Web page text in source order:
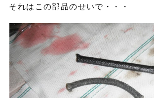
それはこの部品のせいで・・・